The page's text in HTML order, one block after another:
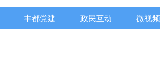
丰都党建 政民互动 微视频